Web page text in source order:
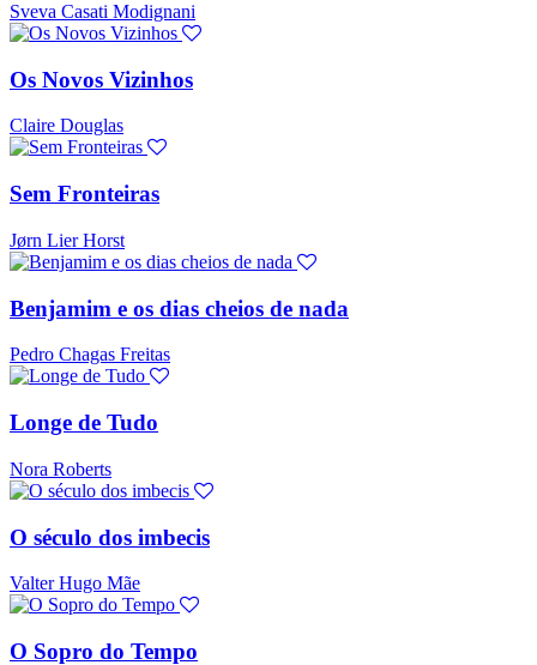
Sveva Casati Modignani
Os Novos Vizinhos
Claire Douglas
Sem Fronteiras
Jørn Lier Horst
Benjamim e os dias cheios de nada
Pedro Chagas Freitas
Longe de Tudo
Nora Roberts
O século dos imbecis
Valter Hugo Mãe
O Sopro do Tempo